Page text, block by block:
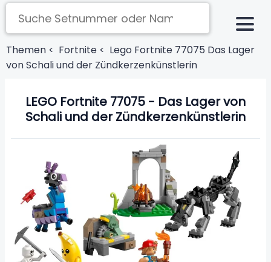
Themen < Fortnite < Lego Fortnite 77075 Das Lager
von Schali und der Zündkerzenkünstlerin
LEGO Fortnite 77075 - Das Lager von
Schali und der Zündkerzenkünstlerin